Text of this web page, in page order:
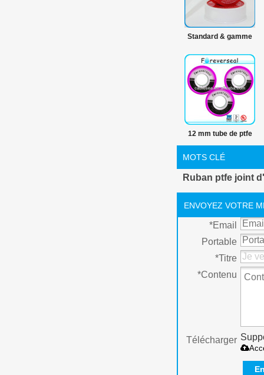
Standard & gamme
de produits PTFE
100% PTFE matières
premières ruban
PTFE
12 mm tube de ptfe
ruban fil
MOTS CLÉ
Ruban ptfe joint
ENVOYEZ VOTRE
*Email
Portable
*Titre
*Contenu
Télécharger